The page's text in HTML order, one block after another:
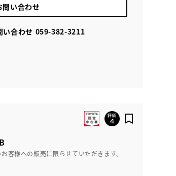
問い合わせ
い合わせ 059-382-3211
客様への販売に限らせていただきます。